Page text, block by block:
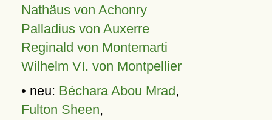
Nathäus von Achonry
Palladius von Auxerre
Reginald von Montemarti
Wilhelm VI. von Montpellier
• neu: Béchara Abou Mrad,
Fulton Sheen,